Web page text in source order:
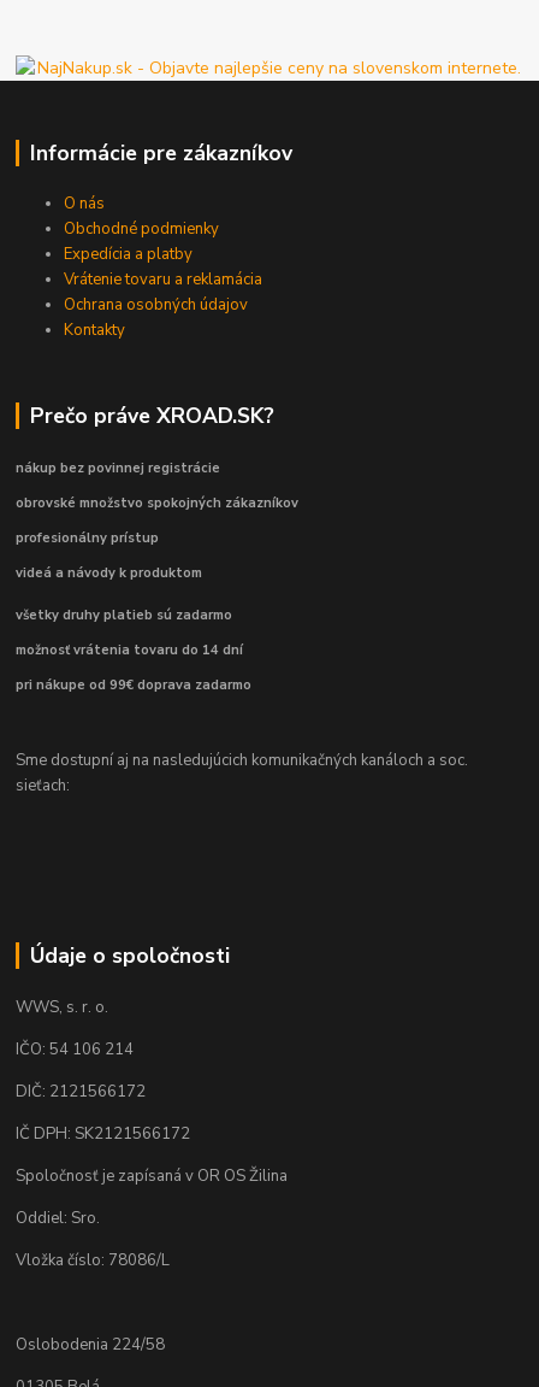
Informácie pre zákazníkov
O nás
Obchodné podmienky
Expedícia a platby
Vrátenie tovaru a reklamácia
Ochrana osobných údajov
Kontakty
Prečo práve XROAD.SK?
nákup bez povinnej registrácie
obrovské množstvo spokojných zákazníkov
profesionálny prístup
videá a návody k produktom
všetky druhy platieb sú zadarmo
možnosť vrátenia tovaru do 14 dní
pri nákupe od 99€ doprava zadarmo
Sme dostupní aj na nasledujúcich komunikačných kanáloch a soc.
sieťach:
Údaje o spoločnosti
WWS, s. r. o.
IČO: 54 106 214
DIČ: 2121566172
IČ DPH: SK2121566172
Spoločnosť je zapísaná v OR OS Žilina
Oddiel: Sro.
Vložka číslo: 78086/L
Oslobodenia 224/58